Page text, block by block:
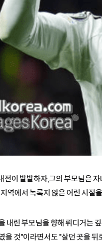
전이 발발하자,그의 부모님은
역에서 녹록지 않은 어린 시절
내린 부모님을 향해 뤼디거는
을 것"이라면서도 "살던 곳을